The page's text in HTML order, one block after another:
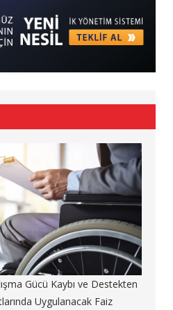
Gücü Kaybı ve Destekten
Uygulanacak Faiz